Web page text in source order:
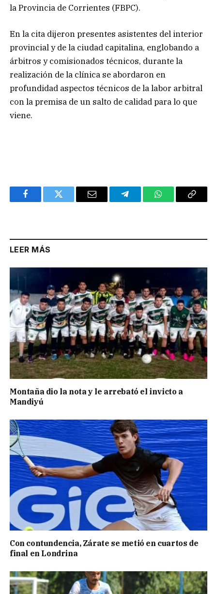
la Provincia de Corrientes (FBPC).
En la cita dijeron presentes asistentes del interior
provincial y de la ciudad capitalina, englobando a
árbitros y comisionados técnicos, durante la
realización de la clínica se abordaron en
profundidad aspectos técnicos de la labor arbitral
con la premisa de un salto de calidad para lo que
viene.
FacebookTwitter Email TelegramWhatsAppCopy
LEER MÁS
Montaña dio la nota y le arrebató el invicto a
Mandiyú
Con contundencia, Zárate se metió en cuartos de
final en Londrina